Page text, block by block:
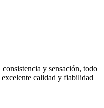
y sensación, todo
calidad y fiabilidad